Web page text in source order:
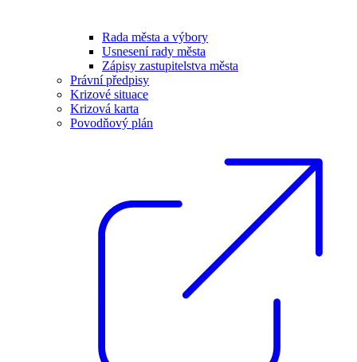
Rada města a výbory
Usnesení rady města
Zápisy zastupitelstva města
Právní předpisy
Krizové situace
Krizová karta
Povodňový plán